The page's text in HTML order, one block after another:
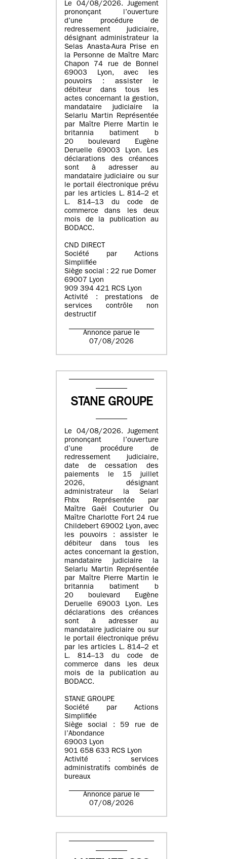
Le 04/08/2026. Jugement
prononçant l’ouverture
d’une procédure de
redressement judiciaire,
désignant administrateur la
Selas Anasta-Aura Prise en
la Personne de Maître Marc
Chapon 74 rue de Bonnel
69003 Lyon, avec les
pouvoirs : assister le
débiteur dans tous les
actes concernant la gestion,
mandataire judiciaire la
Selarlu Martin Représentée
par Maître Pierre Martin le
britannia batiment b
20 boulevard Eugène
Deruelle 69003 Lyon. Les
déclarations des créances
sont à adresser au
mandataire judiciaire ou sur
le portail électronique prévu
par les articles L. 814–2 et
L. 814–13 du code de
commerce dans les deux
mois de la publication au
BODACC.
CND DIRECT
Société par Actions
Simplifiée
Siège social : 22 rue Domer
69007 Lyon
909 394 421 RCS Lyon
Activité : prestations de
services contrôle non
destructif
Annonce parue le
07/08/2026
STANE GROUPE
Le 04/08/2026. Jugement
prononçant l’ouverture
d’une procédure de
redressement judiciaire,
date de cessation des
paiements le 15 juillet
2026, désignant
administrateur la Selarl
Fhbx Représentée par
Maître Gaël Couturier Ou
Maître Charlotte Fort 24 rue
Childebert 69002 Lyon, avec
les pouvoirs : assister le
débiteur dans tous les
actes concernant la gestion,
mandataire judiciaire la
Selarlu Martin Représentée
par Maître Pierre Martin le
britannia batiment b
20 boulevard Eugène
Deruelle 69003 Lyon. Les
déclarations des créances
sont à adresser au
mandataire judiciaire ou sur
le portail électronique prévu
par les articles L. 814–2 et
L. 814–13 du code de
commerce dans les deux
mois de la publication au
BODACC.
STANE GROUPE
Société par Actions
Simplifiée
Siège social : 59 rue de
l’Abondance
69003 Lyon
901 658 633 RCS Lyon
Activité : services
administratifs combinés de
bureaux
Annonce parue le
07/08/2026